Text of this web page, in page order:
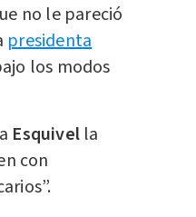
no le pareció
presidenta
los modos
Esquivel la
con